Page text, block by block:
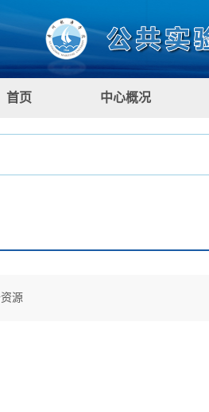
首页 中心概况
源